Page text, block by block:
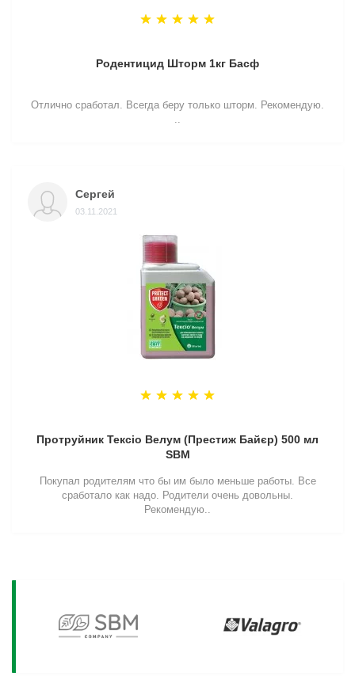
Родентицид Шторм 1кг Басф
Отлично сработал. Всегда беру только шторм. Рекомендую.
..
Сергей
03.11.2021
Протруйник Тексіо Велум (Престиж Байєр) 500 мл
SBM
Покупал родителям что бы им было меньше работы. Все
сработало как надо. Родители очень довольны.
Рекомендую..